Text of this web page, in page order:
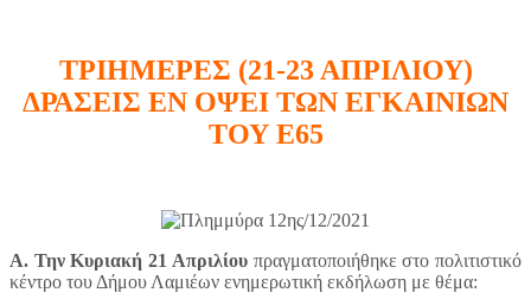
ΤΡΙΗΜΕΡΕΣ (21-23 ΑΠΡΙΛΙΟΥ)
ΔΡΑΣΕΙΣ ΕΝ ΟΨΕΙ ΤΩΝ ΕΓΚΑΙΝΙΩΝ
ΤΟΥ Ε65
Α. Την Κυριακή 21 Απριλίουπραγματοποιήθηκε στο πολιτιστικό
κέντρο του Δήμου Λαμιέων ενημερωτική εκδήλωση με θέμα: